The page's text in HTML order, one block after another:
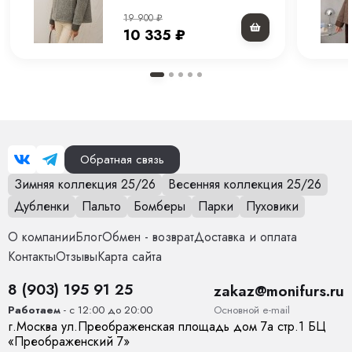
Страна производства Китай
Длина изделия 60 см
Опции опушки Нет
Температурный режим от 0 до +15
Декоративные элементы Карманы, Воротник
Тип карманов
Конструктивные элементы
19 900₽
10 335 ₽
Обратная связь
Зимняя коллекция 25/26
Весенняя коллекция 25/26
Дубленки
Пальто Бомберы Парки
Пуховики
О компанииБлогОбмен - возвратДоставка и оплата
КонтактыОтзывыКарта сайта
8 (903) 195 91 25
Работаем - с 12:00 до 20:00
zakaz@monifurs.ru
Основной е-mail
г.Москва ул.Преображенская площадь дом 7а стр.1 БЦ
«Преображенский 7»